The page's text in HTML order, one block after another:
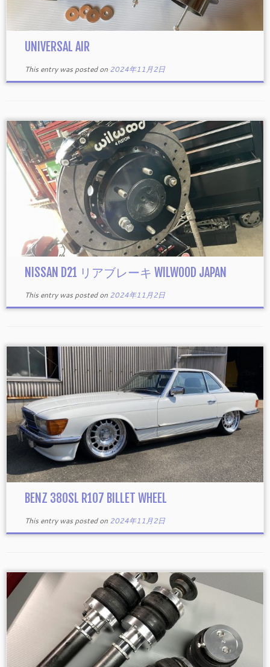
UNIVERSAL AIR
This entry was posted on 2024年11月2日
NISSAN D21 リアブレーキ WILWOOD JAPAN
This entry was posted on 2024年11月2日
BENZ 380SL R107 BILLET WHEEL
This entry was posted on 2024年11月2日